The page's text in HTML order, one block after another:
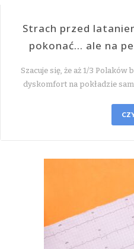
Strach przed
pokonać… ale na
Szacuje się, że aż 1/3 Polaków
dyskomfort na pokładzie